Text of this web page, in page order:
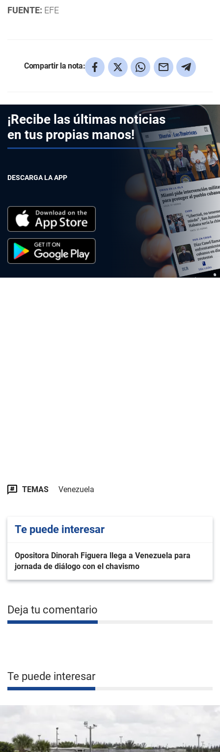
FUENTE: EFE
Compartir la nota:
¡Recibe las últimas noticias
en tus propias manos!
DESCARGA LA APP
TEMAS Venezuela
Te puede interesar
Opositora Dinorah Figuera llega a Venezuela para
jornada de diálogo con el chavismo
Deja tu comentario
Te puede interesar